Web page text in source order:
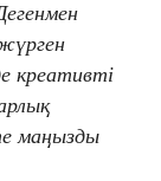
креативті
маңызды